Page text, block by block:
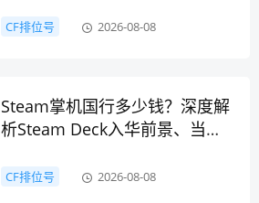
CF排位号 2026-08-08
Steam掌机国行多少钱？深度解
析Steam Deck入华前景、当前
国内全新现货
CF排位号 2026-08-08